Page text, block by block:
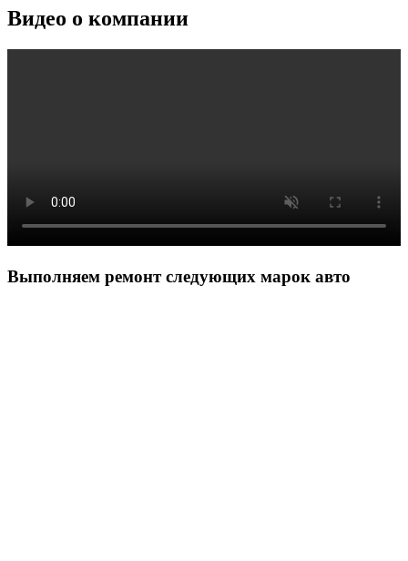
Видео о компании
Выполняем ремонт следующих марок авто